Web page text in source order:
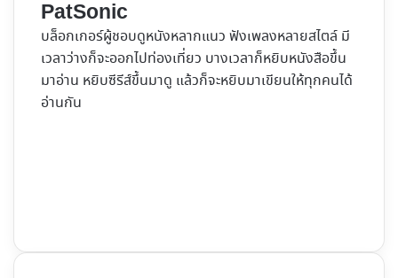
PatSonic
บล็อกเกอร์ผู้ชอบดูหนังหลากแนว ฟังเพลงหลายสไตล์ มี
เวลาว่างก็จะออกไปท่องเที่ยว บางเวลาก็หยิบหนังสือขึ้น
มาอ่าน หยิบซีรีส์ขึ้นมาดู แล้วก็จะหยิบมาเขียนให้ทุกคนได้
อ่านกัน